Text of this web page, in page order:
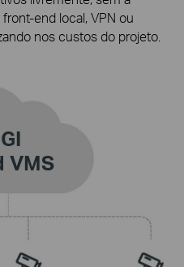
front-end local, VPN ou
nos custos do projeto.
VMS